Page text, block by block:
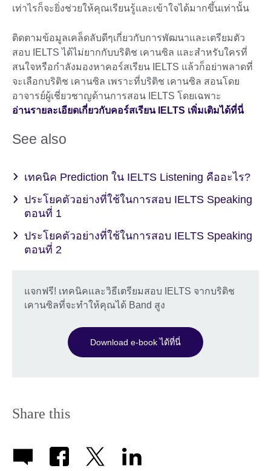
เท่าไรก็จะยิ่งช่วยให้คุณเรียนรู้และเข้าใจได้มากขึ้นเท่านั้น
ติดตามข้อมูลเคล็ดลับดีๆเกี่ยวกับการพัฒนาและเตรียมตัว
สอบ IELTS ได้ไม่ยากกับบริติช เคานซิล และสำหรับใครที่
สนใจหรือกำลังมองหาคอร์สเรียน IELTS แล้วก็อย่าพลาดที่
จะเลือกบริติช เคานซิล เพราะที่บริติช เคานซิล สอนโดย
อาจารย์ผู้เชี่ยวชาญด้านการสอน IELTS โดยเฉพาะ
อ่านรายละเอียดเกี่ยวกับคอร์สเรียน IELTS เพิ่มเติมได้ที่นี่
See also
เทคนิค Prediction ใน IELTS Listening คืออะไร?
ประโยคตัวอย่างที่ใช้ในการสอบ IELTS Speaking
ตอนที่ 1
ประโยคตัวอย่างที่ใช้ในการสอบ IELTS Speaking
ตอนที่ 2
แจกฟรี! เทคนิคและวิธีเตรียมสอบ IELTS จากบริติช
เคานซิลที่จะทำให้คุณได้ Band สูง
Download e-book ได้ที่นี่
Share this